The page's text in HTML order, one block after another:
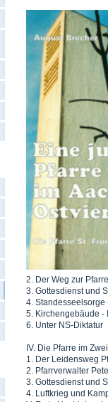
2. Der Weg zur
3. Gottesdienst und
4. Standesseelsorge
5. Kirchengebäude -
6. Unter NS-Diktatur
IV. Die Pfarre im
1. Der Leidensweg
2. Pfarrverwalter
3. Gottesdienst und
4. Luftkrieg und